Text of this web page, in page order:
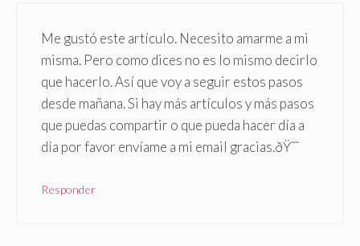
Me gustó este artículo. Necesito amarme a mi
misma. Pero como dices no es lo mismo decirlo
que hacerlo. Así que voy a seguir estos pasos
desde mañana. Si hay más artículos y más pasos
que puedas compartir o que pueda hacer día a
día por favor envíame a mi email gracias.ðŸ˜˜
Responder